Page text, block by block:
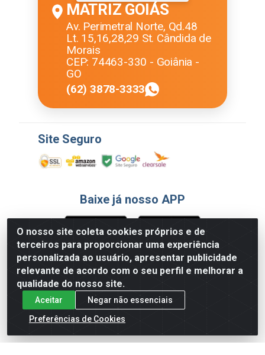
O nosso site coleta cookies próprios e de
terceiros para proporcionar uma experiência
personalizada ao usuário, apresentar publicidade
relevante de acordo com o seu perfil e melhorar a
qualidade do nosso site.
Aceitar
Negar não essenciais
Preferências de Cookies
MATRIZ GOIÁS
Av. Perimetral Norte, Qd.48
Lt. 15,16,28,29 St. Cândida de
Morais
CEP: 74463-330 - Goiânia -
GO
(62) 3878-3333
Site Seguro
Baixe já nosso APP
Formas de Pagamento